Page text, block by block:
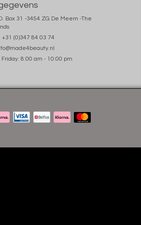
Box 31 -3454 ZG De Meern -The
+31 (0)347 84 03 74
Friday: 8:00 am - 10:00 pm